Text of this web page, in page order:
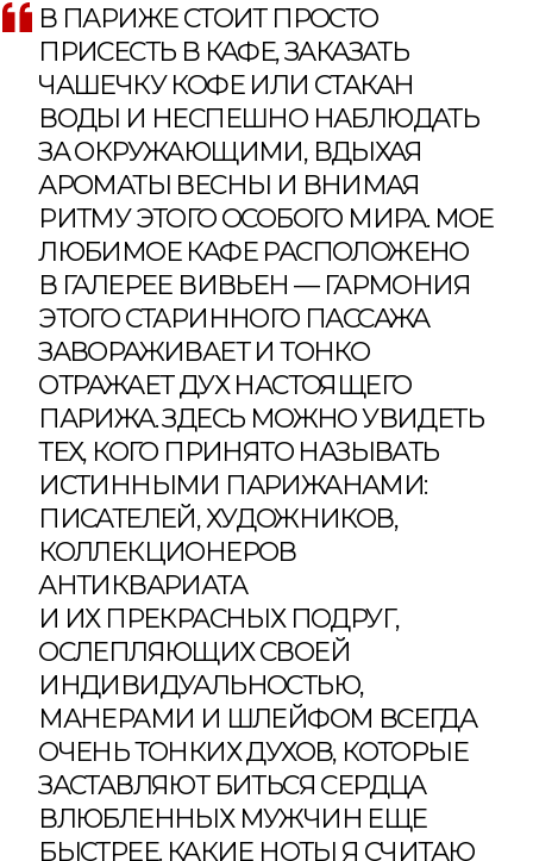
В ПАРИЖЕ СТОИТ ПРОСТО
ПРИСЕСТЬ В КАФЕ, ЗАКАЗАТЬ
ЧАШЕЧКУ КОФЕ ИЛИ СТАКАН
ВОДЫ И НЕСПЕШНО НАБЛЮДАТЬ
ЗА ОКРУЖАЮЩИМИ, ВДЫХАЯ
АРОМАТЫ ВЕСНЫ И ВНИМАЯ
РИТМУ ЭТОГО ОСОБОГО МИРА. МОЕ
ЛЮБИМОЕ КАФЕ РАСПОЛОЖЕНО
В ГАЛЕРЕЕ ВИВЬЕН — ГАРМОНИЯ
ЭТОГО СТАРИННОГО ПАССАЖА
ЗАВОРАЖИВАЕТ И ТОНКО
ОТРАЖАЕТ ДУХ НАСТОЯЩЕГО
ПАРИЖА. ЗДЕСЬ МОЖНО УВИДЕТЬ
ТЕХ, КОГО ПРИНЯТО НАЗЫВАТЬ
ИСТИННЫМИ ПАРИЖАНАМИ:
ПИСАТЕЛЕЙ, ХУДОЖНИКОВ,
КОЛЛЕКЦИОНЕРОВ
АНТИКВАРИАТА
И ИХ ПРЕКРАСНЫХ ПОДРУГ,
ОСЛЕПЛЯЮЩИХ СВОЕЙ
ИНДИВИДУАЛЬНОСТЬЮ,
МАНЕРАМИ И ШЛЕЙФОМ ВСЕГДА
ОЧЕНЬ ТОНКИХ ДУХОВ, КОТОРЫЕ
ЗАСТАВЛЯЮТ БИТЬСЯ СЕРДЦА
ВЛЮБЛЕННЫХ МУЖЧИН ЕЩЕ
БЫСТРЕЕ. КАКИЕ НОТЫ Я СЧИТАЮ